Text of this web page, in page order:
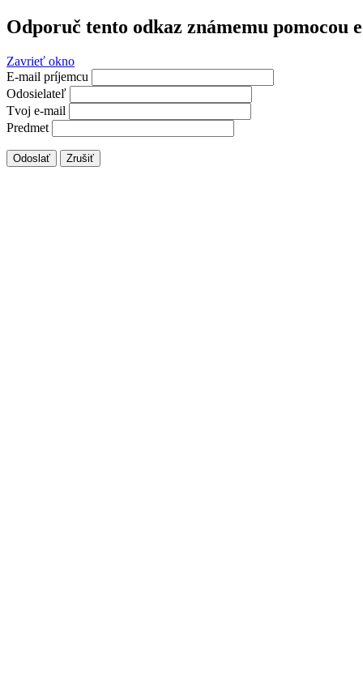
Odporuč tento odkaz známemu pomocou
Zavrieť okno
E-mail príjemcu
Odosielateľ
Tvoj e-mail
Predmet
Odoslať Zrušiť